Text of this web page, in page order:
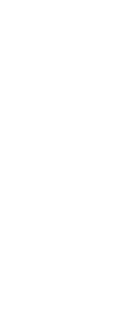
Компания
надлежащего и